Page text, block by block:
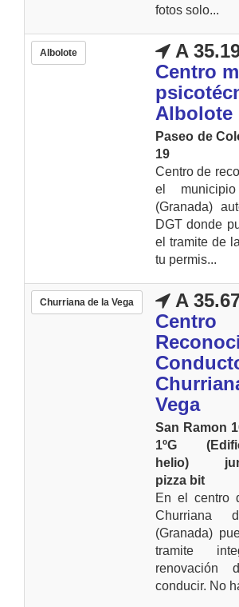
fotos solo...
Albolote
A
Centro
Albolote
Paseo de
19
Centro de
el
(Granada)
DGT donde
el tramite de
tu permis...
Churriana de la Vega
A
Centro
Vega
San Ramon
1ºG
helio)
pizza bit
En el centro
Churriana
(Granada)
tramite
renovación
conducir. No